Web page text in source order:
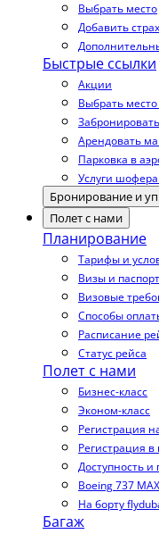
Выбрать место
Добавить
Быстрые ссылки
Акции
Выбрать
Арендовать
Парковка в
Услуги
Бронирование и
Полет с нами
Планирование
Тарифы и
Визы и
Визовые
Способы
Расписание
Статус рейса
Полет с нами
Бизнес-класс
Эконом-класс
Регистрация
Регистрация в
Доступность
Boeing 737 MAX
На борту
Багаж